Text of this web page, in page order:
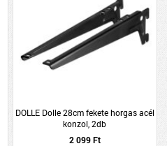
DOLLE Dolle 28cm fekete horgas acél
konzol, 2db
2 099 Ft